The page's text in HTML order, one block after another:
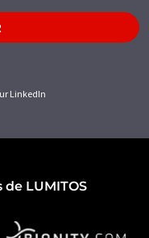
LinkedIn
LUMITOS